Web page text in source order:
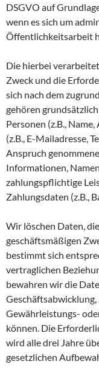
DSGVO auf
wenn es sich um
Öffentlichkeitsarbeit
Die hierbei
Zweck und die
sich nach dem
gehören
Personen (z.B.,
(z.B., E-Mailadresse,
Anspruch
Informationen,
zahlungspflichtige
Zahlungsdaten (z.B.,
Wir löschen Daten,
geschäftsmäßigen
bestimmt sich
vertraglichen
bewahren wir die
Gewährleistungs-
können. Die
wird alle drei Jahre
gesetzlichen